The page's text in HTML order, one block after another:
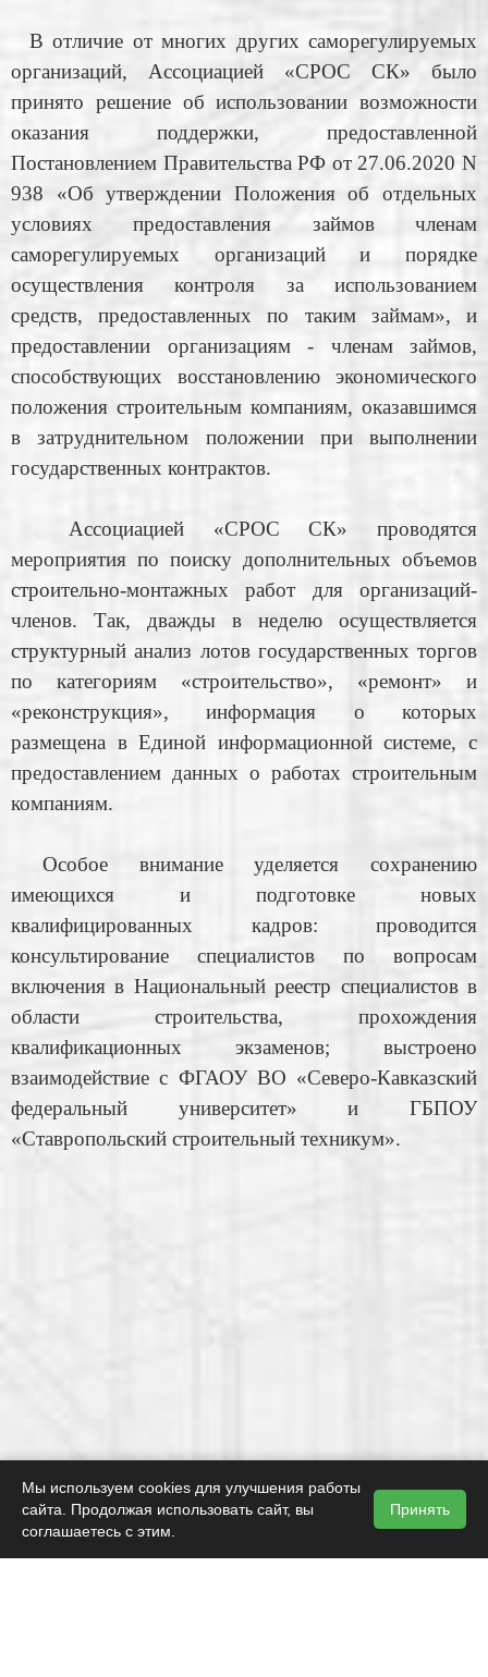
В отличие от многих других саморегулируемых
организаций, Ассоциацией «СРОС СК» было
принято решение об использовании возможности
оказания поддержки, предоставленной
Постановлением Правительства РФ от 27.06.2020 N
938 «Об утверждении Положения об отдельных
условиях предоставления займов членам
саморегулируемых организаций и порядке
осуществления контроля за использованием
средств, предоставленных по таким займам», и
предоставлении организациям - членам займов,
способствующих восстановлению экономического
положения строительным компаниям, оказавшимся
в затруднительном положении при выполнении
государственных контрактов.
Ассоциацией «СРОС СК» проводятся
мероприятия по поиску дополнительных объемов
строительно-монтажных работ для организаций-
членов. Так, дважды в неделю осуществляется
структурный анализ лотов государственных торгов
по категориям «строительство», «ремонт» и
«реконструкция», информация о которых
размещена в Единой информационной системе, с
предоставлением данных о работах строительным
компаниям.
Особое внимание уделяется сохранению
имеющихся и подготовке новых
квалифицированных кадров: проводится
консультирование специалистов по вопросам
включения в Национальный реестр специалистов в
области строительства, прохождения
квалификационных экзаменов; выстроено
взаимодействие с ФГАОУ ВО «Северо-Кавказский
федеральный университет» и ГБПОУ
«Ставропольский строительный техникум».
Мы используем cookies для улучшения работы
сайта. Продолжая использовать сайт, вы
соглашаетесь с этим.
Принять